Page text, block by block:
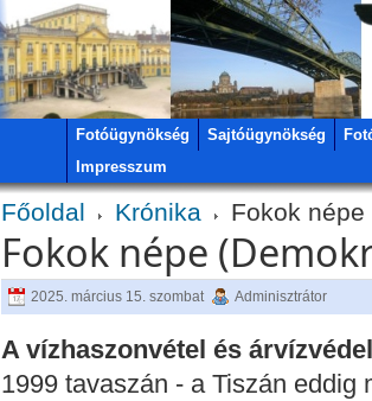
Fotóügynökség Sajtóügynökség
Impresszum
Főoldal Krónika Fokok
Fokok népe
2025. március 15. szombat Adminisztrátor
A vízhaszonvétel és
1999 tavaszán - a Tiszán